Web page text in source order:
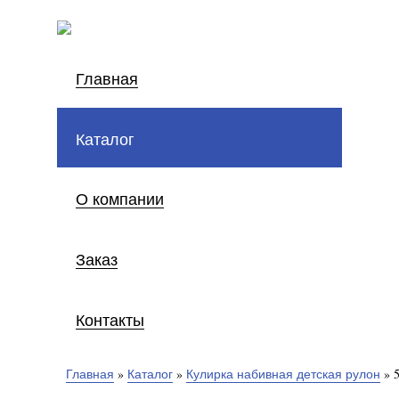
Главная
Каталог
О компании
Заказ
Контакты
Главная » Каталог » Кулирка набивная детская рулон »